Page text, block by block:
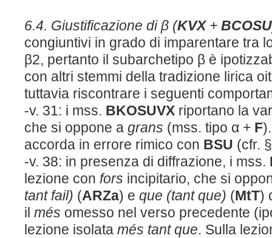
6.4. Giustificazione di β (KVX+ BCOSU
congiuntivi in grado di imparentare tra
β2, pertanto il subarchetipo β è
con altri stemmi della tradizione lirica
tuttavia riscontrare i seguenti
-v. 31: i mss. BKOSUVX riportano la
che si oppone a grans (mss. tipo α + F
accorda in errore rimico con BSU (cfr.
-v. 38: in presenza di diffrazione, i mss.
lezione con fors incipitario, che si
tant fail) (ARZa) e que (tant que) (MtT)
il més omesso nel verso precedente
lezione isolata més tant que. Sulla